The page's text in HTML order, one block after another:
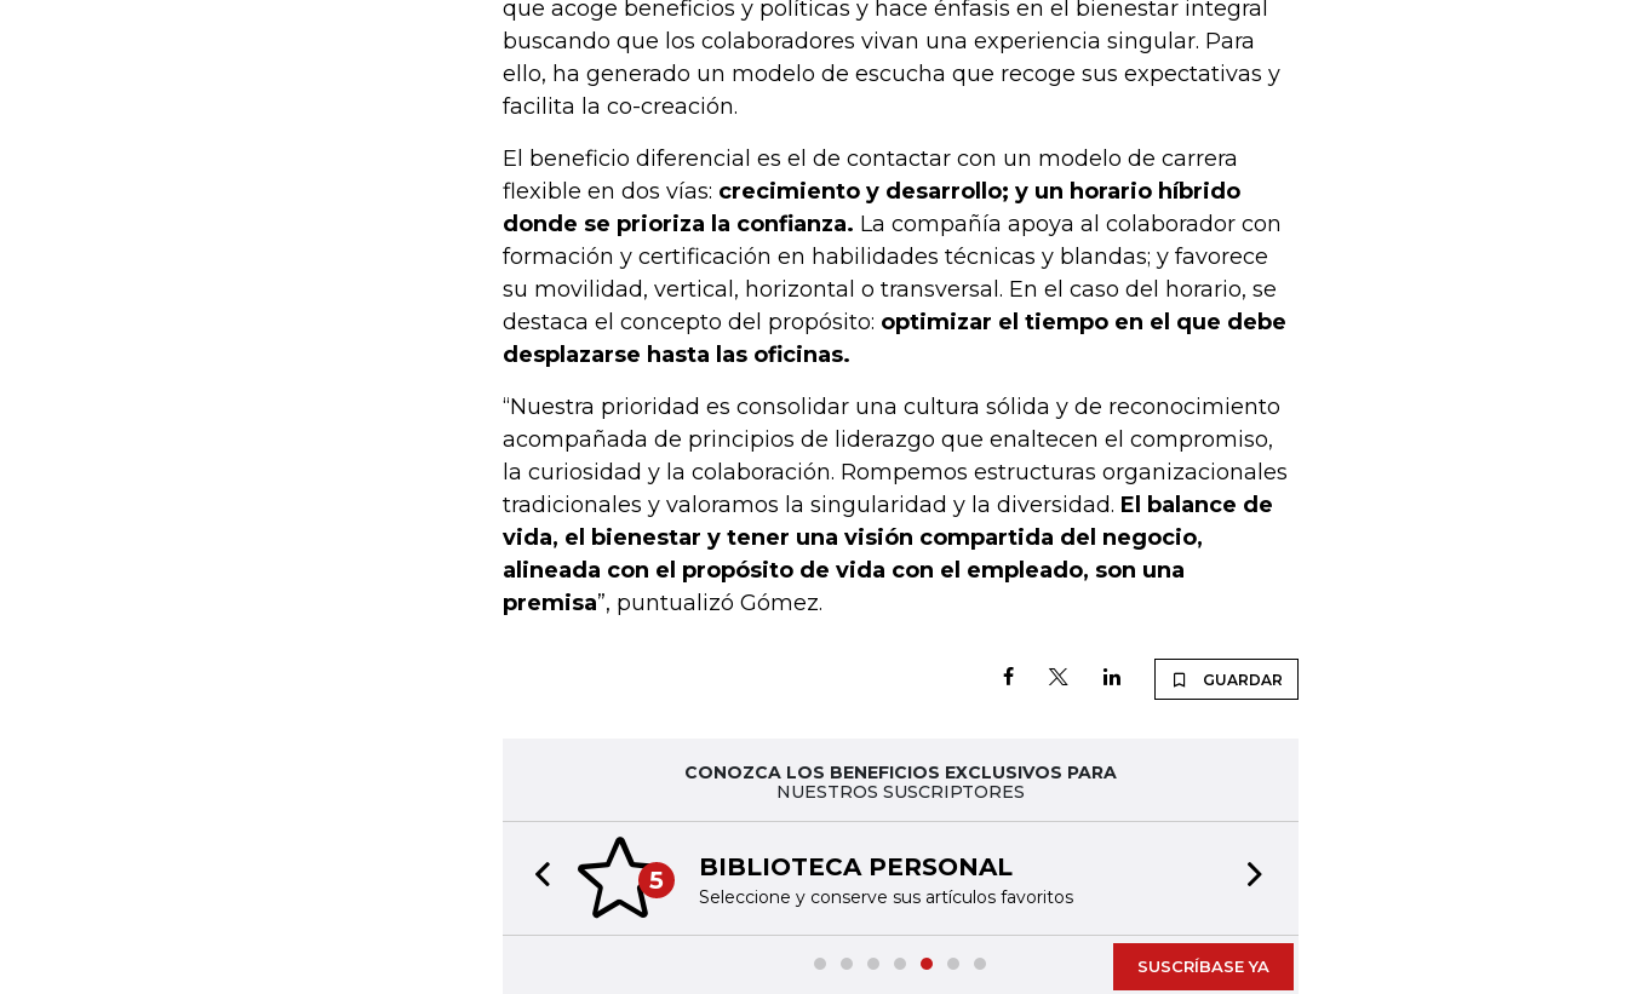
que acoge beneficios y políticas y hace énfasis en el bienestar integral
buscando que los colaboradores vivan una experiencia singular. Para
ello, ha generado un modelo de escucha que recoge sus expectativas y
facilita la co-creación.
El beneficio diferencial es el de contactar con un modelo de carrera
flexible en dos vías: crecimiento y desarrollo; y un horario híbrido
donde se prioriza la confianza. La compañía apoya al colaborador con
formación y certificación en habilidades técnicas y blandas; y favorece
su movilidad, vertical, horizontal o transversal. En el caso del horario, se
destaca el concepto del propósito: optimizar el tiempo en el que debe
desplazarse hasta las oficinas.
“Nuestra prioridad es consolidar una cultura sólida y de reconocimiento
acompañada de principios de liderazgo que enaltecen el compromiso,
la curiosidad y la colaboración. Rompemos estructuras organizacionales
tradicionales y valoramos la singularidad y la diversidad. El balance de
vida, el bienestar y tener una visión compartida del negocio,
alineada con el propósito de vida con el empleado, son una
premisa”, puntualizó Gómez.
GUARDAR
CONOZCA LOS BENEFICIOS EXCLUSIVOS PARA
NUESTROS SUSCRIPTORES
5 BIBLIOTECA PERSONAL
Seleccione y conserve sus artículos favoritos
Previous slide
SUSCRÍBASE YA